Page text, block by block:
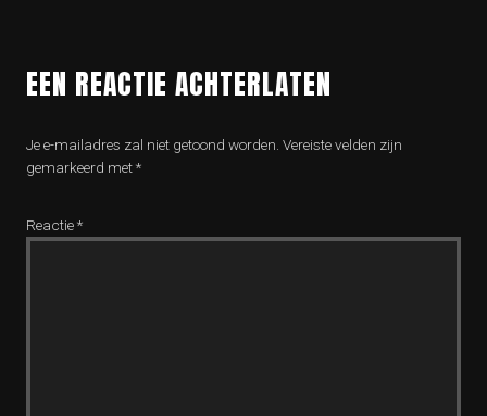
EEN REACTIE ACHTERLATEN
Je e-mailadres zal niet getoond worden. Vereiste velden zijn
gemarkeerd met*
Reactie*